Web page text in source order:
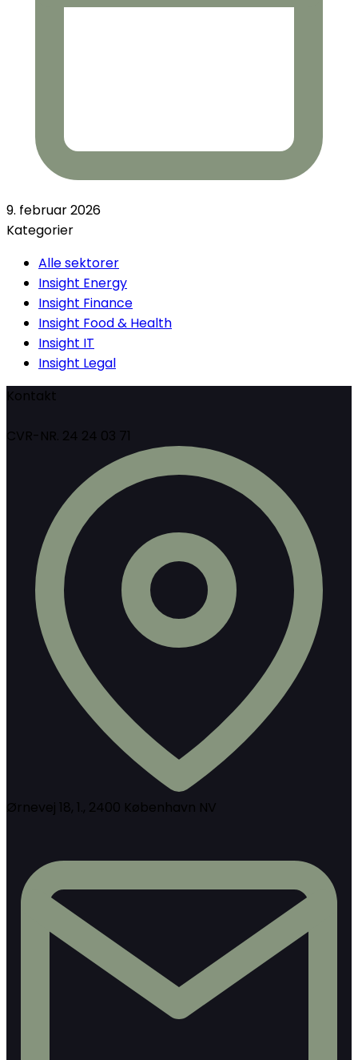
9. februar 2026
Kategorier
Alle sektorer
Insight Energy
Insight Finance
Insight Food & Health
Insight IT
Insight Legal
Kontakt
CVR-NR. 24 24 03 71
Ørnevej 18, 1., 2400 København NV